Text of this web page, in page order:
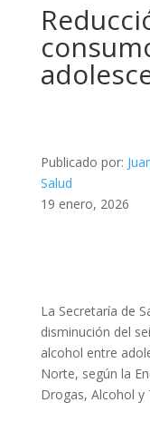
Publicado por:
Salud
19 enero, 2026
La Secretaría de
disminución del
alcohol entre
Norte, según la
Drogas, Alcohol y